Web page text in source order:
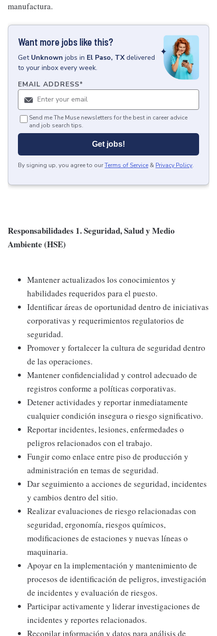
manufactura.
Want more jobs like this?
Get Unknown jobs in El Paso, TX delivered
to your inbox every week.
EMAIL ADDRESS*
Send me The Muse newsletters for the best in career advice
and job search tips.
Get jobs!
By signing up, you agree to ourTerms of Service & Privacy Policy.
Responsabilidades 1. Seguridad, Salud y Medio
Ambiente (HSE)
Mantener actualizados los conocimientos y
habilidades requeridos para el puesto.
Identificar áreas de oportunidad dentro de iniciativas
corporativas y requerimientos regulatorios de
seguridad.
Promover y fortalecer la cultura de seguridad dentro
de las operaciones.
Mantener confidencialidad y control adecuado de
registros conforme a políticas corporativas.
Detener actividades y reportar inmediatamente
cualquier condición insegura o riesgo significativo.
Reportar incidentes, lesiones, enfermedades o
peligros relacionados con el trabajo.
Fungir como enlace entre piso de producción y
administración en temas de seguridad.
Dar seguimiento a acciones de seguridad, incidentes
y cambios dentro del sitio.
Realizar evaluaciones de riesgo relacionadas con
seguridad, ergonomía, riesgos químicos,
modificaciones de estaciones y nuevas líneas o
maquinaria.
Apoyar en la implementación y mantenimiento de
procesos de identificación de peligros, investigación
de incidentes y evaluación de riesgos.
Participar activamente y liderar investigaciones de
incidentes y reportes relacionados.
Recopilar información y datos para análisis de